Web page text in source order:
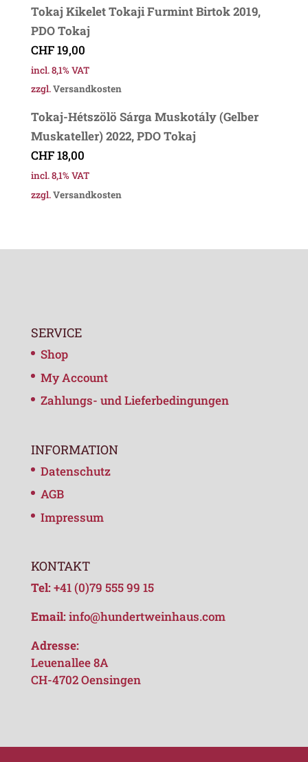
Tokaj Kikelet Tokaji Furmint Birtok 2019,
PDO Tokaj
CHF19,00
incl. 8,1% VAT
zzgl.Versandkosten
Tokaj-Hétszölö Sárga Muskotály (Gelber
Muskateller) 2022, PDO Tokaj
CHF18,00
incl. 8,1% VAT
zzgl.Versandkosten
SERVICE
Shop
My Account
Zahlungs- und Lieferbedingungen
INFORMATION
Datenschutz
AGB
Impressum
KONTAKT
Tel:+41 (0)79 555 99 15
Email:info@hundertweinhaus.com
Adresse:
Leuenallee 8A
CH-4702 Oensingen